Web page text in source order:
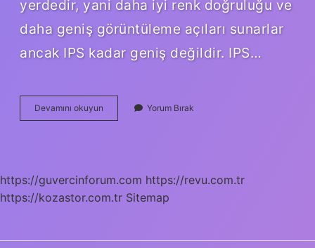
yerdedir, yani daha iyi renk doğruluğu ve
daha geniş görüntüleme açıları sunarlar
ancak IPS kadar geniş değildir. IPS…
Devamını okuyun
Çeşit
Yorum Bırak
https://guvercinforum.com https://revu.com.tr
https://kozastor.com.tr Sitemap